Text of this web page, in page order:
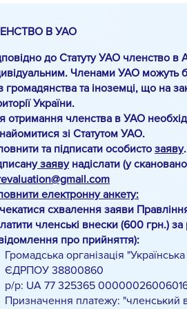
В УАО
до Статуту УАО членство в
Членами УАО можуть
громадянства та іноземці, що на
України.
отримання членства в УАО
зі Статутом УАО.
та підписати особисто заяву.
заявунадіслати (у
електронну анкету:
схвалення заяви
членські внески (600 грн.)
про прийняття):
організація "Українська
38800860
UA 77 325365
платежу: "членський